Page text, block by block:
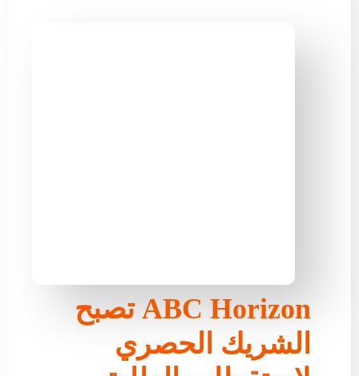
ABC Horizon تصبح
الشريك الحصري